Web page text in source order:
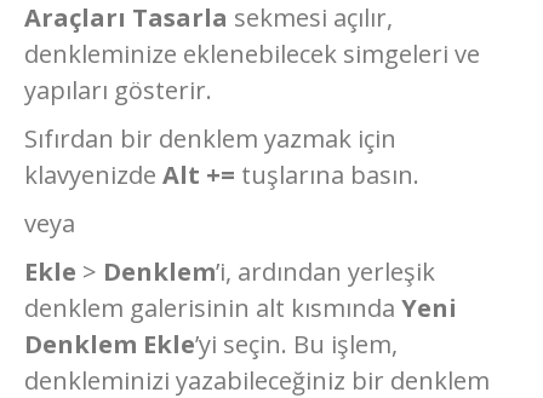
Araçları Tasarla sekmesi açılır,
denkleminize eklenebilecek simgeleri ve
yapıları gösterir.
Sıfırdan bir denklem yazmak için
klavyenizde Alt += tuşlarına basın.
veya
Ekle > Denklem’i, ardından yerleşik
denklem galerisinin alt kısmında Yeni
Denklem Ekle’yi seçin. Bu işlem,
denkleminizi yazabileceğiniz bir denklem